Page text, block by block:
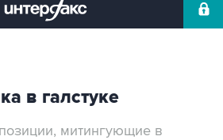
в галстуке
митингующие в